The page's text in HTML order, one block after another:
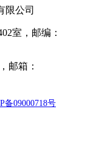
限公司
室，邮编：
邮箱：
备09000718号